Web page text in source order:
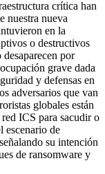
crítica han
nuestra nueva
en la
o destructivos
por
grave dada
y defensas en
adversarios que van
globales están
ICS para sacudir o
escenario de
su intención
de ransomware y